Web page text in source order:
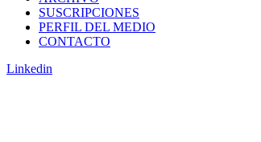
SUSCRIPCIONES
PERFIL DEL MEDIO
CONTACTO
Linkedin